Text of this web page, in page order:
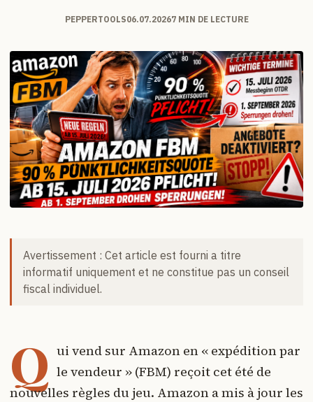
PEPPERTOOLS06.07.20267 MIN DE LECTURE
Avertissement : Cet article est fourni a titre
informatif uniquement et ne constitue pas un conseil
fiscal individuel.
Q ui vend sur Amazon en « expédition par
le vendeur » (FBM) reçoit cet été de
nouvelles règles du jeu. Amazon a mis à jour les